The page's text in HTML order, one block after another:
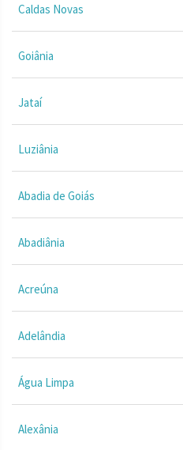
Caldas Novas
Goiânia
Jataí
Luziânia
Abadia de Goiás
Abadiânia
Acreúna
Adelândia
Água Limpa
Alexânia